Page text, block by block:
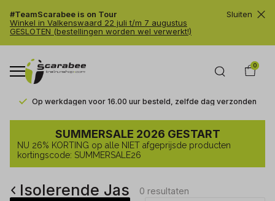
#TeamScarabee is on Tour
Winkel in Valkenswaard 22 juli t/m 7 augustus
GESLOTEN (bestellingen worden wel verwerkt!)
Sluiten
0
Op werkdagen voor 16.00 uur besteld, zelfde dag verzonden
Isolerende
Jas
SUMMERSALE 2026 GESTART
NU 26% KORTING op alle NIET afgeprijsde producten
kortingscode: SUMMERSALE26
Isolerende Jas 0 resultaten